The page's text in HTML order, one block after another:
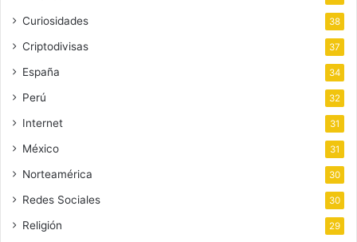
Curiosidades 38
Criptodivisas 37
España 34
Perú 32
Internet 31
México 31
Norteamérica 30
Redes Sociales 30
Religión 29